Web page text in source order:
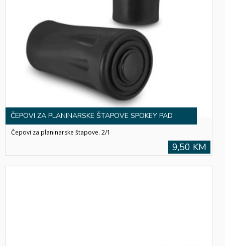
ČEPOVI ZA PLANINARSKE ŠTAPOVE SPOKEY PAD
Čepovi za planinarske štapove. 2/1
9,50 KM